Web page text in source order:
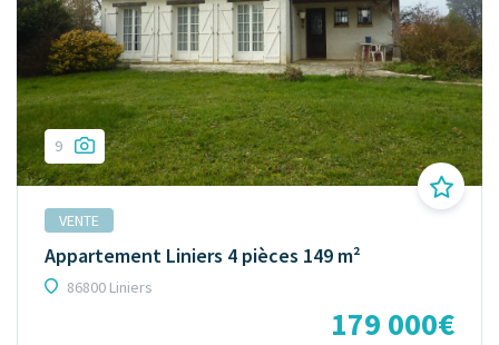
9
VENTE
Appartement Liniers 4 pièces 149 m²
86800 Liniers
179 000€